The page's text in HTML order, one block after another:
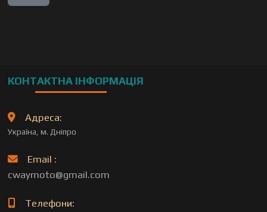
КОНТАКТНА ІНФОРМАЦІЯ
Адреса:
Україна, м. Дніпро
Email :
cwaymoto@gmail.com
Телефони: